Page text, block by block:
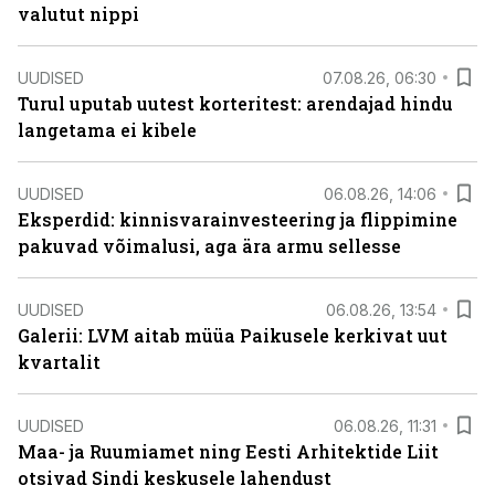
valutut nippi
UUDISED 07.08.26, 06:30
Turul uputab uutest korteritest: arendajad hindu
langetama ei kibele
UUDISED 06.08.26, 14:06
Eksperdid: kinnisvarainvesteering ja flippimine
pakuvad võimalusi, aga ära armu sellesse
UUDISED 06.08.26, 13:54
Galerii: LVM aitab müüa Paikusele kerkivat uut
kvartalit
UUDISED 06.08.26, 11:31
Maa- ja Ruumiamet ning Eesti Arhitektide Liit
otsivad Sindi keskusele lahendust